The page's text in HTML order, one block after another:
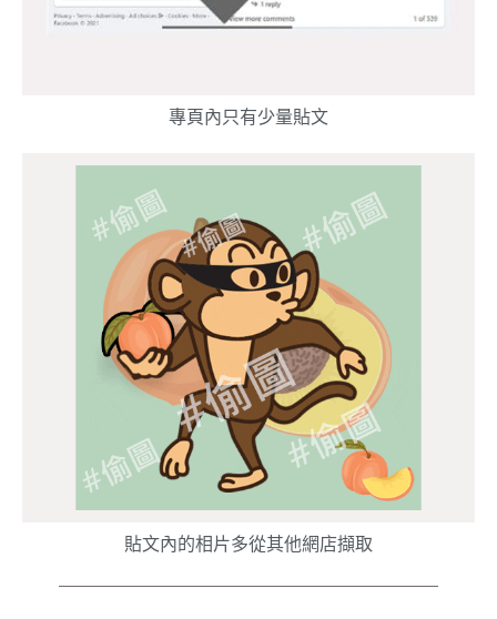
專頁內只有少量貼文
貼文內的相片多從其他網店擷取